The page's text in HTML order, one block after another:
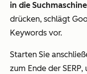
in die
drücken, schlägt
Keywords vor.
Starten Sie
zum Ende der SERP,